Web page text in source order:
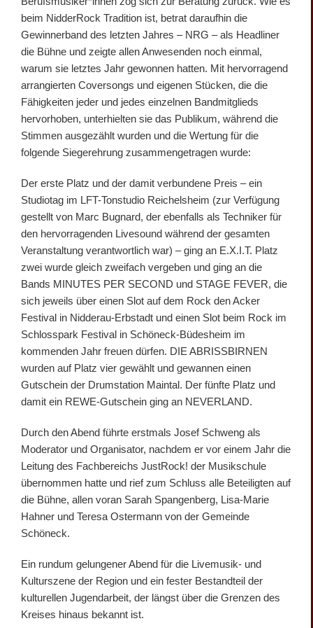
beim NidderRock Tradition ist, betrat daraufhin die
Gewinnerband des letzten Jahres – NRG – als Headliner
die Bühne und zeigte allen Anwesenden noch einmal,
warum sie letztes Jahr gewonnen hatten. Mit hervorragend
arrangierten Coversongs und eigenen Stücken, die die
Fähigkeiten jeder und jedes einzelnen Bandmitglieds
hervorhoben, unterhielten sie das Publikum, während die
Stimmen ausgezählt wurden und die Wertung für die
folgende Siegerehrung zusammengetragen wurde:
Der erste Platz und der damit verbundene Preis – ein
Studiotag im LFT-Tonstudio Reichelsheim (zur Verfügung
gestellt von Marc Bugnard, der ebenfalls als Techniker für
den hervorragenden Livesound während der gesamten
Veranstaltung verantwortlich war) – ging an E.X.I.T. Platz
zwei wurde gleich zweifach vergeben und ging an die
Bands MINUTES PER SECOND und STAGE FEVER, die
sich jeweils über einen Slot auf dem Rock den Acker
Festival in Nidderau-Erbstadt und einen Slot beim Rock im
Schlosspark Festival in Schöneck-Büdesheim im
kommenden Jahr freuen dürfen. DIE ABRISSBIRNEN
wurden auf Platz vier gewählt und gewannen einen
Gutschein der Drumstation Maintal. Der fünfte Platz und
damit ein REWE-Gutschein ging an NEVERLAND.
Durch den Abend führte erstmals Josef Schweng als
Moderator und Organisator, nachdem er vor einem Jahr die
Leitung des Fachbereichs JustRock! der Musikschule
übernommen hatte und rief zum Schluss alle Beteiligten auf
die Bühne, allen voran Sarah Spangenberg, Lisa-Marie
Hahner und Teresa Ostermann von der Gemeinde
Schöneck.
Ein rundum gelungener Abend für die Livemusik- und
Kulturszene der Region und ein fester Bestandteil der
kulturellen Jugendarbeit, der längst über die Grenzen des
Kreises hinaus bekannt ist.